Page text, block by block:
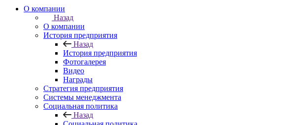
О компании
Назад
О компании
История предприятия
Назад
История предприятия
Фотогалерея
Видео
Награды
Стратегия предприятия
Системы менеджмента
Социальная политика
Назад